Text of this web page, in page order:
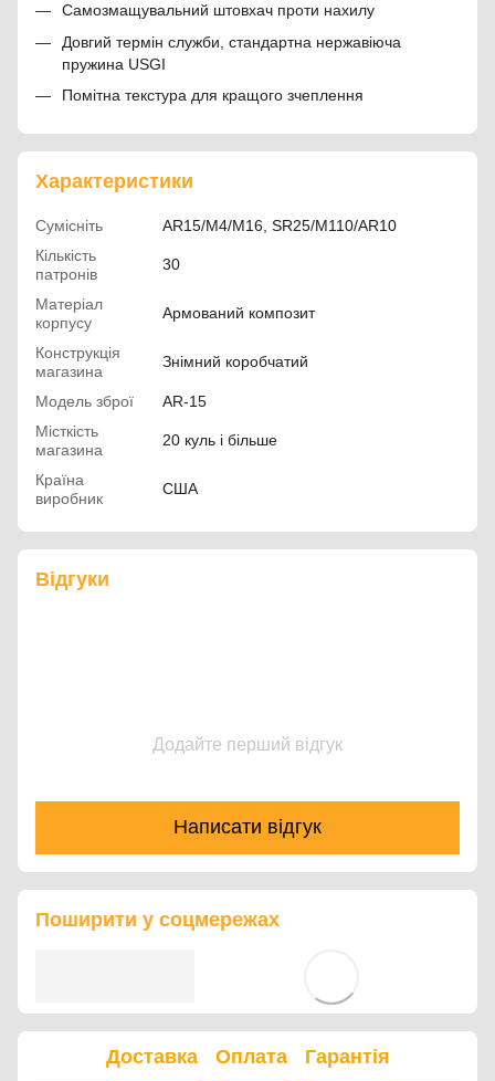
Самозмащувальний штовхач проти нахилу
Довгий термін служби, стандартна нержавіюча
пружина USGI
Помітна текстура для кращого зчеплення
Характеристики
Сумісніть
AR15/M4/M16, SR25/M110/AR10
Кількість
патронів
30
Матеріал
корпусу
Армований композит
Конструкція
магазина
Знімний коробчатий
Модель зброї
AR-15
Місткість
магазина
20 куль і більше
Країна
виробник
США
Відгуки
Додайте перший відгук
Написати відгук
Поширити у соцмережах
Доставка Оплата Гарантія